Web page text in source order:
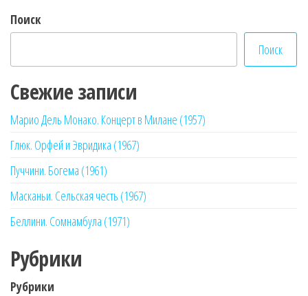
Поиск
Поиск
Свежие записи
Марио Дель Монако. Концерт в Милане (1957)
Глюк. Орфей и Эвридика (1967)
Пуччини. Богема (1961)
Масканьи. Сельская честь (1967)
Беллини. Сомнамбула (1971)
Рубрики
Рубрики